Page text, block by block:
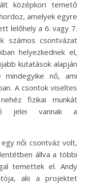
amelyek egyre
lelőhely a 6. vagy 7.
számos csontvázat
helyezkednek el,
kutatások alapján
nő, ami
A csontok viseltes
fizikai munkát
jelei vannak a
női csontváz volt,
állva a többi
temettek el. Andy
aki a projektet